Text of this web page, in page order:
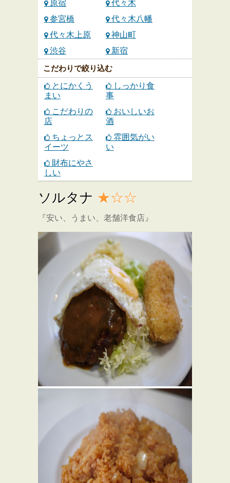
原宿
代々木
参宮橋
代々木八幡
代々木上原
神山町
渋谷
新宿
こだわりで絞り込む
とにかくう
まい
しっかり食
事
こだわりの
店
おいしいお
酒
ちょっとス
イーツ
雰囲気がい
い
財布にやさ
しい
ソルタナ ★☆☆
『安い、うまい、老舗洋食店』